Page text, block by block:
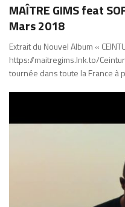
MAÎTRE GIMS feat
Mars 2018
Extrait du Nouvel Album «
https://maitregims.lnk.to/
tournée dans toute la France à